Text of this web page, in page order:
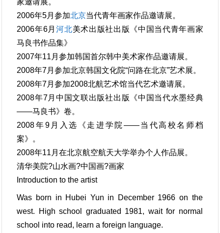
家邀请展。
2006年5月参加北京当代青年画家作品邀请展。
2006年6月河北美术出版社出版《中国当代青年画家
马良书作品集》
2007年11月参加韩国首尔韩中美术家作品邀请展。
2008年7月参加北京韩国文化院“问路在北京”艺术展。
2008年7月参加2008北航艺术馆当代艺术邀请展。
2008年7月中国文联出版社出版《中国当代水墨经典
——马良书》卷。
2008年9月入选《走进学院——当代高校名师档
案》。
2008年11月在北京航空航天大学举办个人作品展。
清华美院?山水画?中国画?画家
Introduction to the artist
Was born in Hubei Yun in December 1966 on the
west. High school graduated 1981, wait for normal
school into read, learn a foreign language.